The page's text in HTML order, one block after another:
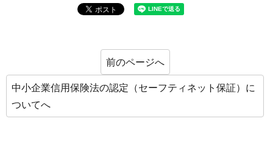
前のページへ
中小企業信用保険法の認定（セーフティネット保証）に
ついてへ